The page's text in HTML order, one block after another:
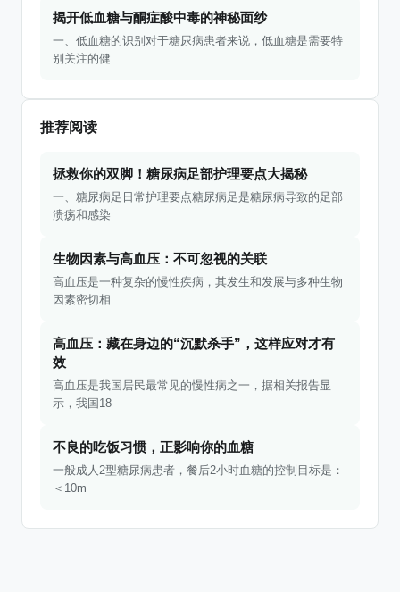
揭开低血糖与酮症酸中毒的神秘面纱
一、低血糖的识别对于糖尿病患者来说，低血糖是需要特
别关注的健
推荐阅读
拯救你的双脚！糖尿病足部护理要点大揭秘
一、糖尿病足日常护理要点糖尿病足是糖尿病导致的足部
溃疡和感染
生物因素与高血压：不可忽视的关联
高血压是一种复杂的慢性疾病，其发生和发展与多种生物
因素密切相
高血压：藏在身边的“沉默杀手”，这样应对才有
效
高血压是我国居民最常见的慢性病之一，据相关报告显
示，我国18
不良的吃饭习惯，正影响你的血糖
一般成人2型糖尿病患者，餐后2小时血糖的控制目标是：
＜10m